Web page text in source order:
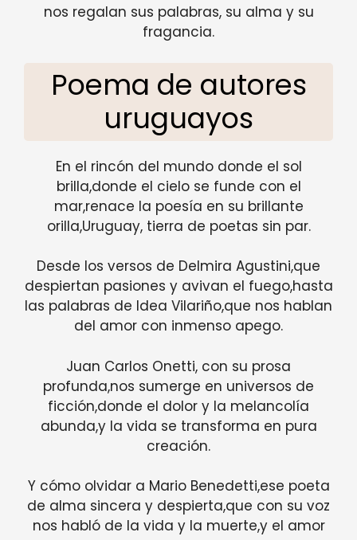
nos regalan sus palabras, su alma y su
fragancia.
Poema de autores
uruguayos
En el rincón del mundo donde el sol
brilla,donde el cielo se funde con el
mar,renace la poesía en su brillante
orilla,Uruguay, tierra de poetas sin par.
Desde los versos de Delmira Agustini,que
despiertan pasiones y avivan el fuego,hasta
las palabras de Idea Vilariño,que nos hablan
del amor con inmenso apego.
Juan Carlos Onetti, con su prosa
profunda,nos sumerge en universos de
ficción,donde el dolor y la melancolía
abunda,y la vida se transforma en pura
creación.
Y cómo olvidar a Mario Benedetti,ese poeta
de alma sincera y despierta,que con su voz
nos habló de la vida y la muerte,y el amor